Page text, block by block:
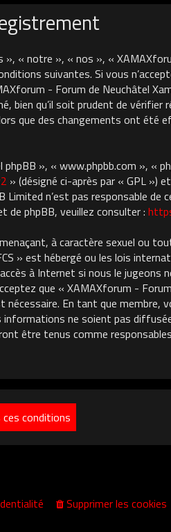
», « notre », « nos », «
suivantes. Si vous
- Forum de Neuchâtel
qu’il soit prudent de vérifier
que des changements ont été
», « www.phpbb.com », «
» (désigné ci-après par « GPL »)
n’est pas responsable de
de phpBB, veuillez consulter :
à caractère sexuel ou
» est hébergé ou les lois
à Internet si nous le jugeons
que « XAMAXforum -
nécessaire. En tant que membre,
ne soient pas
être tenus comme
Supprimer les cookies